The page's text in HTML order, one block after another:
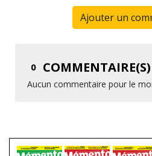
Ajouter un
0 COMMENTAIRE(S)
Aucun commentaire pour le